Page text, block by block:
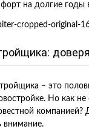
на долгие годы
– это
Но как
компанией?
внимание.